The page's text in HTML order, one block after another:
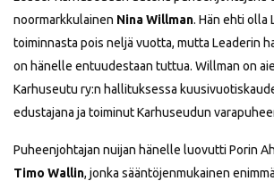
noormarkkulainen Nina Willman. Hän ehti olla
toiminnasta pois neljä vuotta, mutta Leaderin
on hänelle entuudestaan tuttua. Willman on
Karhuseutu ry:n hallituksessa
edustajana ja toiminut Karhuseudun
Puheenjohtajan nuijan hänelle luovutti Porin
Timo Wallin, jonka sääntöjenmukainen